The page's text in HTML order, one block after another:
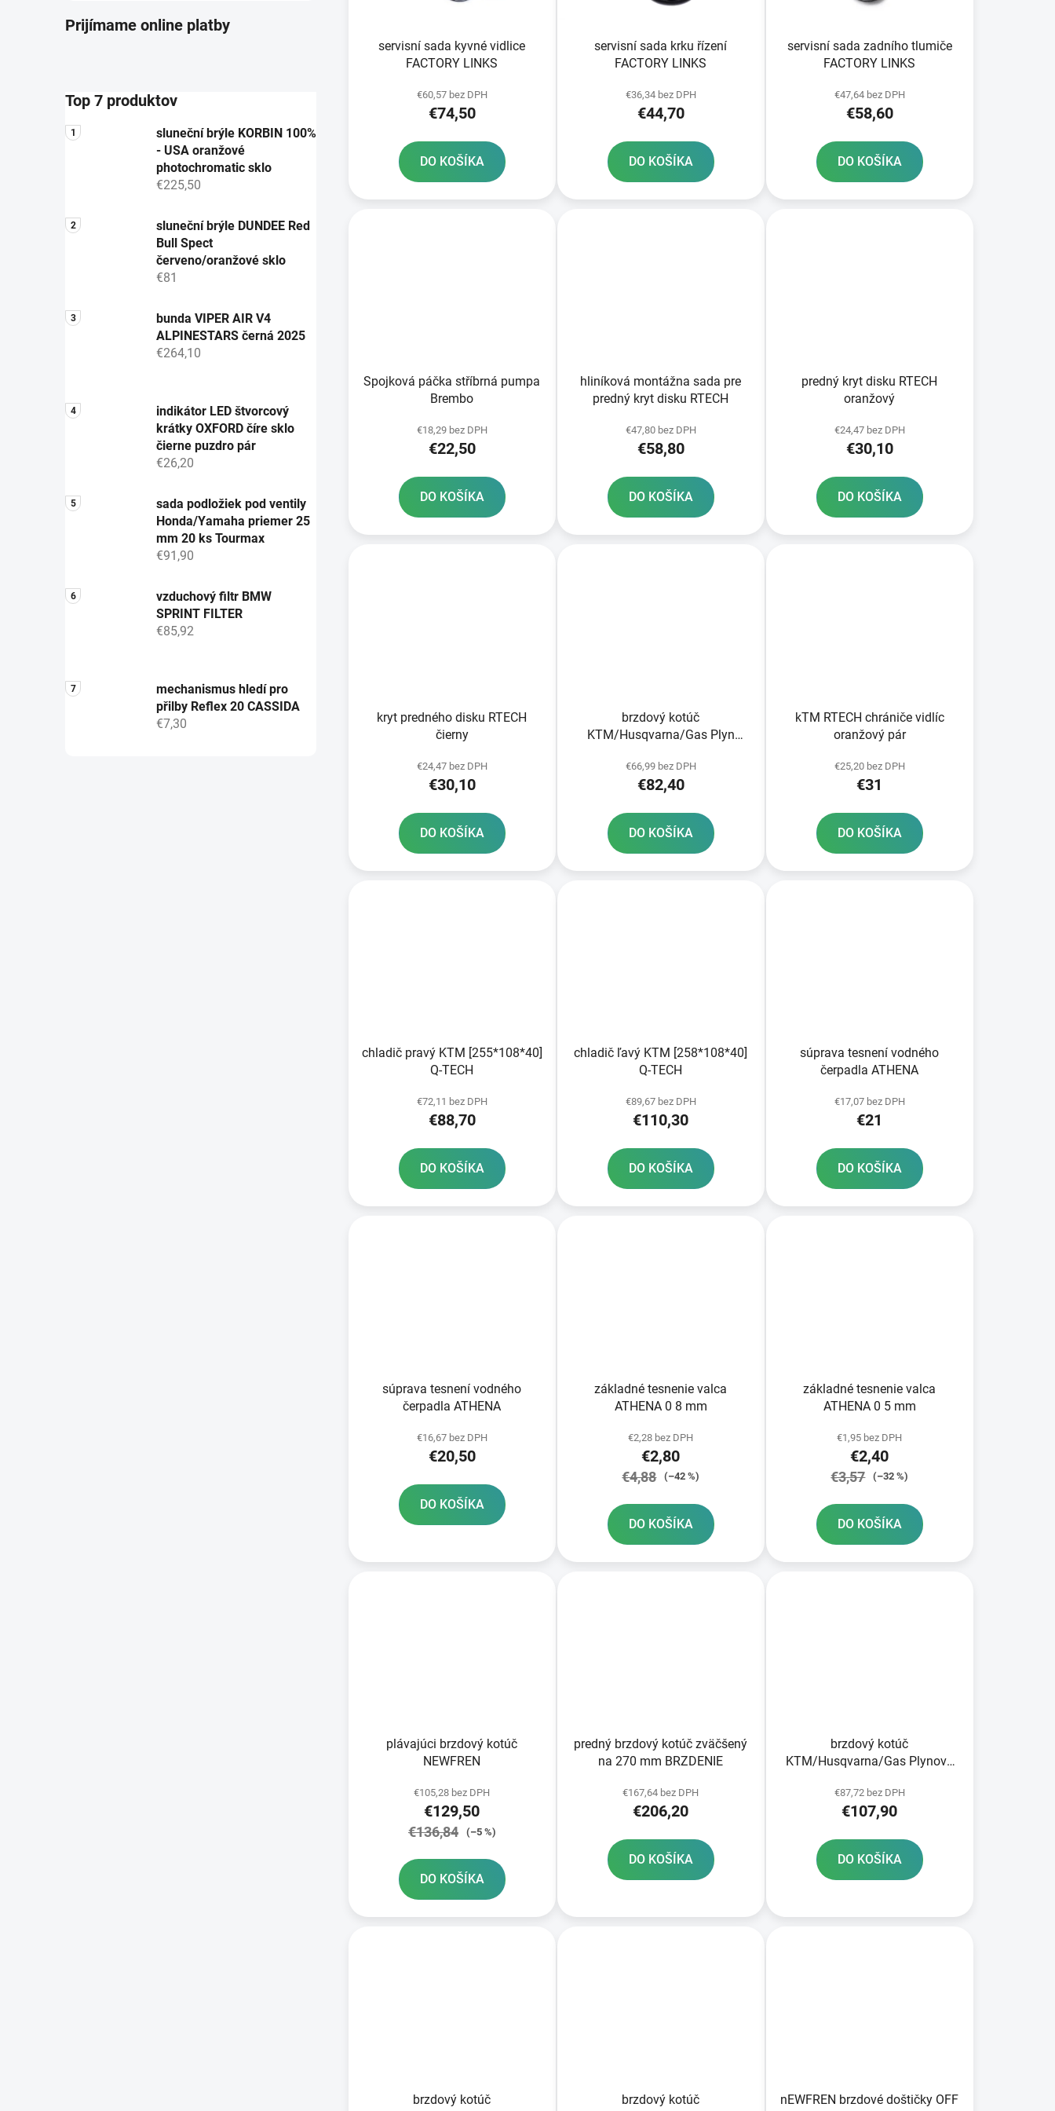
Prijímame online platby
Top 7 produktov
sluneční brýle KORBIN 100%
- USA oranžové
photochromatic sklo
€225,50
sluneční brýle DUNDEE Red
Bull Spect
červeno/oranžové sklo
€81
bunda VIPER AIR V4
ALPINESTARS černá 2025
€264,10
indikátor LED štvorcový
krátky OXFORD číre sklo
čierne puzdro pár
€26,20
sada podložiek pod ventily
Honda/Yamaha priemer 25
mm 20 ks Tourmax
€91,90
vzduchový filtr BMW
SPRINT FILTER
€85,92
mechanismus hledí pro
přilby Reflex 20 CASSIDA
€7,30
o
servisní sada kyvné vidlice
FACTORY LINKS
€60,57 bez DPH
€74,50
DO KOŠÍKA
servisní sada krku řízení
FACTORY LINKS
€36,34 bez DPH
€44,70
DO KOŠÍKA
servisní sada zadního tlumiče
FACTORY LINKS
€47,64 bez DPH
€58,60
DO KOŠÍKA
Spojková páčka stříbrná pumpa
Brembo
€18,29 bez DPH
€22,50
DO KOŠÍKA
hliníková montážna sada pre
predný kryt disku RTECH
€47,80 bez DPH
€58,80
DO KOŠÍKA
predný kryt disku RTECH
oranžový
€24,47 bez DPH
€30,10
DO KOŠÍKA
kryt predného disku RTECH
čierny
€24,47 bez DPH
€30,10
DO KOŠÍKA
brzdový kotúč
KTM/Husqvarna/Gas Plyn
€66,99 bez DPH
€82,40
DO KOŠÍKA
kTM RTECH chrániče vidlíc
oranžový pár
€25,20 bez DPH
€31
DO KOŠÍKA
chladič pravý KTM [255*108*40]
Q-TECH
€72,11 bez DPH
€88,70
DO KOŠÍKA
chladič ľavý KTM [258*108*40]
Q-TECH
€89,67 bez DPH
€110,30
DO KOŠÍKA
súprava tesnení vodného
čerpadla ATHENA
€17,07 bez DPH
€21
DO KOŠÍKA
súprava tesnení vodného
čerpadla ATHENA
€16,67 bez DPH
€20,50
DO KOŠÍKA
základné tesnenie valca
ATHENA 0 8 mm
€2,28 bez DPH
€2,80
€4,88 (–42 %)
DO KOŠÍKA
základné tesnenie valca
ATHENA 0 5 mm
€1,95 bez DPH
€2,40
€3,57 (–32 %)
DO KOŠÍKA
plávajúci brzdový kotúč
NEWFREN
€105,28 bez DPH
€129,50
€136,84 (–5 %)
DO KOŠÍKA
predný brzdový kotúč zväčšený
na 270 mm BRZDENIE
€167,64 bez DPH
€206,20
DO KOŠÍKA
brzdový kotúč
KTM/Husqvarna/Gas Plynové
€87,72 bez DPH
€107,90
DO KOŠÍKA
brzdový kotúč
brzdový kotúč
nEWFREN brzdové doštičky OFF